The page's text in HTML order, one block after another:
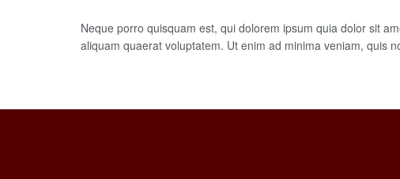
Neque porro quisquam est, qui dolorem ipsum quia dolor sit
aliquam quaerat voluptatem. Ut enim ad minima veniam, quis